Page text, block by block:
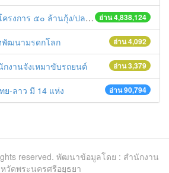
อ่าน 4,838,124
านกุ้ง/ปลา ฟื้นชีวิตใหม่ให้เจ้าพระยา
อ่าน 4,092
พัฒนามรดกโลก
อ่าน 3,379
งานจังเหมาขับรถยนต์
อ่าน 90,794
ย-ลาว มี 14 แห่ง
reserved. พัฒนาข้อมูลโดย : สำนักงาน
หวัดพระนครศรีอยุธยา